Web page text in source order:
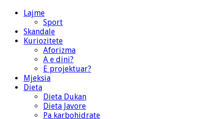
Lajme
Sport
Skandale
Kuriozitete
Aforizma
A e dini?
E projektuar?
Mjeksia
Dieta
Dieta Dukan
Dieta Javore
Pa karbohidrate